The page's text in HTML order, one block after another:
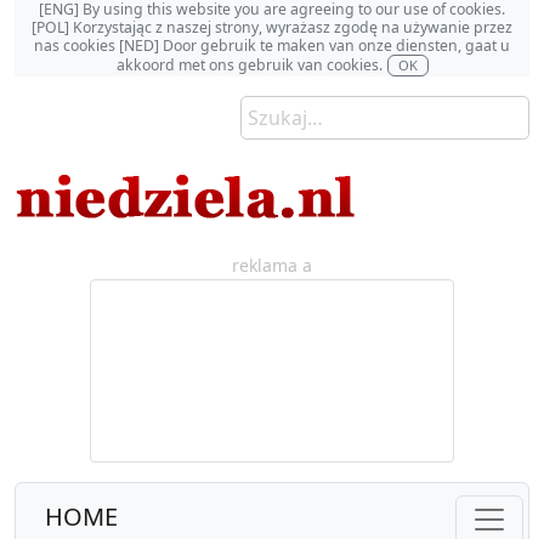
[ENG] By using this website you are agreeing to our use of cookies.
[POL] Korzystając z naszej strony, wyrażasz zgodę na używanie przez
nas cookies [NED] Door gebruik te maken van onze diensten, gaat u
akkoord met ons gebruik van cookies.
OK
reklama a
HOME